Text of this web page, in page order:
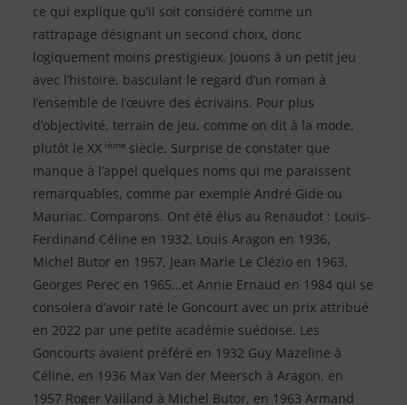
ce qui explique qu’il soit considéré comme un
rattrapage désignant un second choix, donc
logiquement moins prestigieux. Jouons à un petit jeu
avec l’histoire, basculant le regard d’un roman à
l’ensemble de l’œuvre des écrivains. Pour plus
d’objectivité, terrain de jeu, comme on dit à la mode,
plutôt le XX ième siècle. Surprise de constater que
manque à l’appel quelques noms qui me paraissent
remarquables, comme par exemple André Gide ou
Mauriac. Comparons. Ont été élus au Renaudot : Louis-
Ferdinand Céline en 1932, Louis Aragon en 1936,
Michel Butor en 1957, Jean Marie Le Clézio en 1963,
Georges Perec en 1965…et Annie Ernaud en 1984 qui se
consolera d’avoir raté le Goncourt avec un prix attribué
en 2022 par une petite académie suédoise. Les
Goncourts avaient préféré en 1932 Guy Mazeline à
Céline, en 1936 Max Van der Meersch à Aragon, en
1957 Roger Vailland à Michel Butor, en 1963 Armand